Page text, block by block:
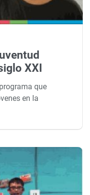
XXI
que
en la